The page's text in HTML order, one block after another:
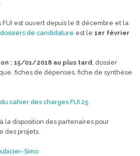
FUI est ouvert depuis le 8 décembre et la
de candidature est le 1er février
: 15/01/2018 au plus tard; dossier
fiches de dépenses, fiche de synthèse
cahier des charges FUI 25
la disposition des partenaires pour
des projets.
Simo